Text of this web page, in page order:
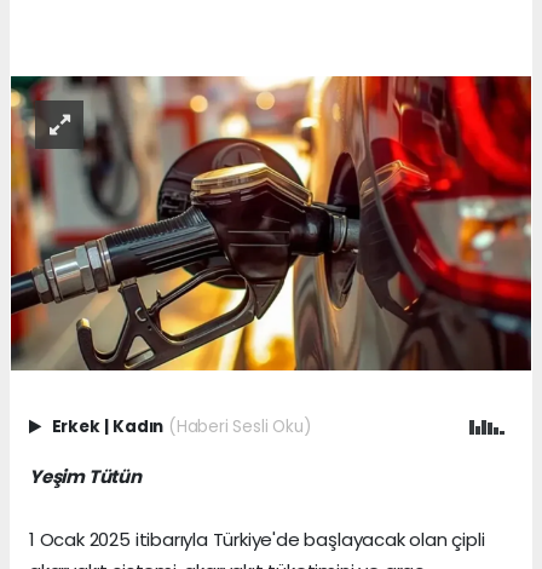
Erkek | Kadın (Haberi Sesli Oku)
Yeşim Tütün
1 Ocak 2025 itibarıyla Türkiye'de başlayacak olan çipli